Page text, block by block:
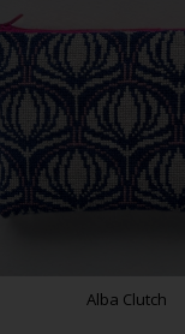
Alba Clutch